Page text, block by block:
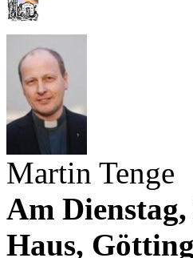
Martin Tenge
Am
Haus,